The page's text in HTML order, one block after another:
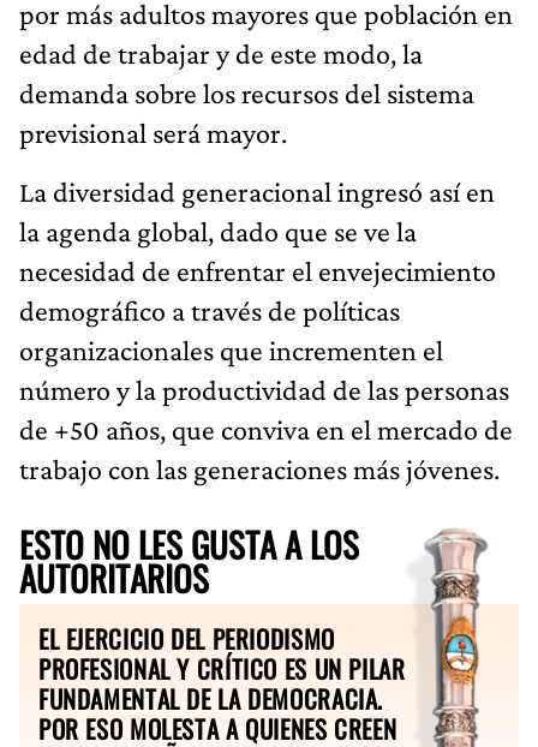
por más adultos mayores que población en
edad de trabajar y de este modo, la
demanda sobre los recursos del sistema
previsional será mayor.
La diversidad generacional ingresó así en
la agenda global, dado que se ve la
necesidad de enfrentar el envejecimiento
demográfico a través de políticas
organizacionales que incrementen el
número y la productividad de las personas
de +50 años, que conviva en el mercado de
trabajo con las generaciones más jóvenes.
ESTO NO LES GUSTA A LOS
AUTORITARIOS
EL EJERCICIO DEL PERIODISMO
PROFESIONAL Y CRÍTICO ES UN PILAR
FUNDAMENTAL DE LA DEMOCRACIA.
POR ESO MOLESTA A QUIENES CREEN